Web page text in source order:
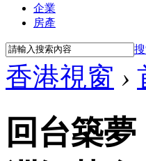
企業
房產
香港視窗 ›
回台築